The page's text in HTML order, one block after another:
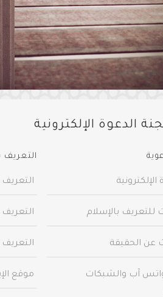
الدعوة الإلكترونية
للتعريف بالإسلام
عن الحقيقة
آب والشبكات
التعريف
التعريف
التعريف
موقع